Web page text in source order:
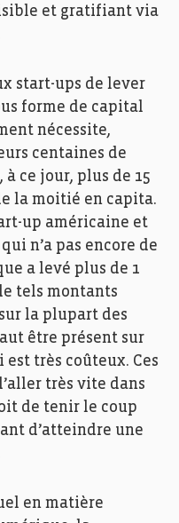
et gratifiant via
start-ups de lever
forme de capital
nécessite,
centaines de
à ce jour, plus de 15
la moitié en capita.
up américaine et
n’a pas encore de
a levé plus de 1
tels montants
la plupart des
être présent sur
très coûteux. Ces
très vite dans
de tenir le coup
d’atteindre une
en matière